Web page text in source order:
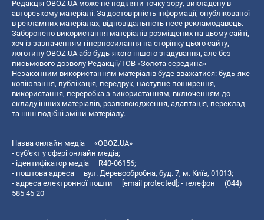
Редакція OBOZ.UA може не поділяти точку зору, викладену в
авторському матеріалі. За достовірність інформації, опублікованої
в рекламних матеріалах, відповідальність несе рекламодавець.
Заборонено використання матеріалів розміщених на цьому сайті,
хоч із зазначенням гіперпосилання на сторінку цього сайту,
логотипу OBOZ.UA або будь-якого іншого згадування, але без
письмового дозволу Редакції/ТОВ «Золота середина»
Незаконним використанням матеріалів буде вважатися: будь-яке
копiювання, публiкацiя, передрук, наступне поширення,
використання, переробка з використанням, включенням до
складу інших матеріалів, розповсюдження, адаптація, переклад
та інші подібні зміни матеріалу.
Назва онлайн медіа — «OBOZ.UA»
- суб'єкт у сфері онлайн медіа;
- ідентифікатор медіа — R40-06156;
- поштова адреса — вул. Деревообробна, буд. 7, м. Київ, 01013;
- адреса електронної пошти — [email protected] ; - телефон — (044)
585 46 20